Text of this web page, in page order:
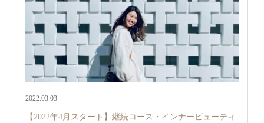
2022.03.03
【2022年4月スタート】継続コース・インナービューティ